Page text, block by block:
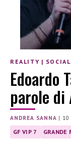
REALITY | SOCIAL
Edoardo
parole
ANDREA SANNA | 10
GF VIP 7 GRANDE